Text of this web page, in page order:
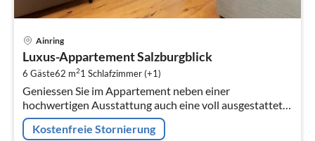
Ainring
Luxus-Appartement Salzburgblick
6 Gäste62 m21 Schlafzimmer (+1)
Geniessen Sie im Appartement neben einer
hochwertigen Ausstattung auch eine voll ausgestattete
Küche, eine eigene Sauna und einen Zugang zur eigenen
Terrasse mit herrlichem Ausblic...
Kostenfreie Stornierung